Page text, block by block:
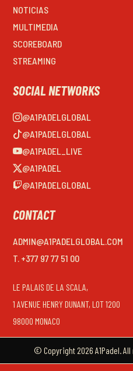
NOTICIAS
MULTIMEDIA
SCOREBOARD
STREAMING
SOCIAL NETWORKS
@A1PADELGLOBAL
@A1PADELGLOBAL
@A1PADEL_LIVE
@A1PADEL
@A1PADELGLOBAL
CONTACT
ADMIN@A1PADELGLOBAL.COM
T. +377 97 77 51 00
LE PALAIS DE LA SCALA,
1 AVENUE HENRY DUNANT, LOT 1200
98000 MONACO
© Copyright 2026 A1Padel.